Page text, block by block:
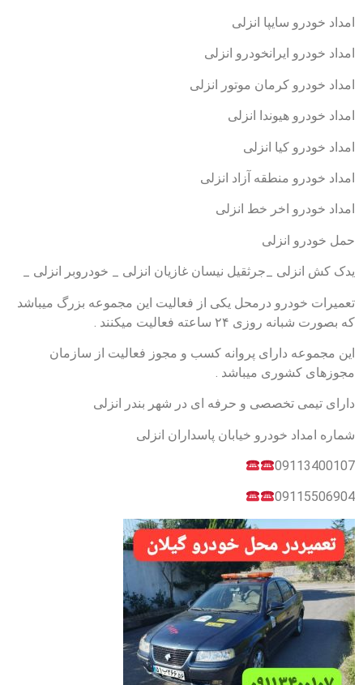
امداد خودرو سایپا انزلی
امداد خودرو ایرانخودرو انزلی
امداد خودرو کرمان موتور انزلی
امداد خودرو هیوندا انزلی
امداد خودرو کیا انزلی
امداد خودرو منطقه آزاد انزلی
امداد خودرو اخر خط انزلی
حمل خودرو انزلی
یدک کش انزلی _جرثقیل نیسان غازیان انزلی _ خودروبر انزلی _
تعمیرات خودرو درمحل یکی از فعالیت این مجموعه بزرگ میباشد
که بصورت شبانه روزی ۲۴ ساعته فعالیت میکنند ‌.
این مجموعه دارای پروانه کسب و مجوز فعالیت از سازمان
مجوزهای کشوری میباشد .
دارای تیمی تخصصی و حرفه ای در شهر بندر انزلی
شماره امداد خودرو خیابان پاسداران انزلی
09113400107
09115506904